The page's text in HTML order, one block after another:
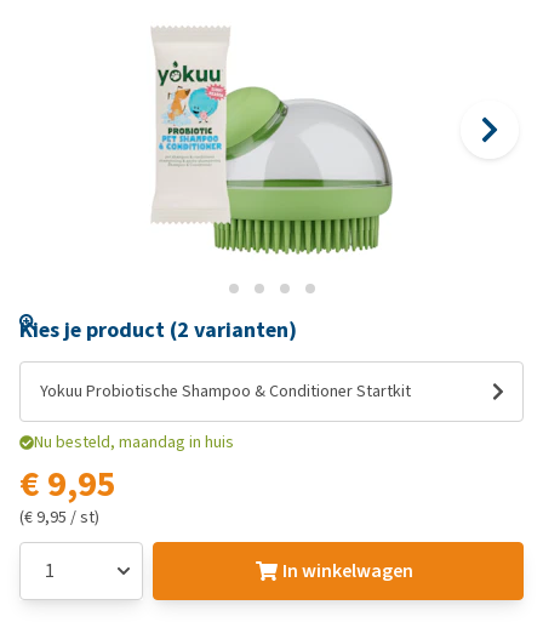
Kies je product (2 varianten)
Yokuu Probiotische Shampoo & Conditioner Startkit
Nu besteld, maandag in huis
€ 9,95
(€ 9,95 / st)
In winkelwagen